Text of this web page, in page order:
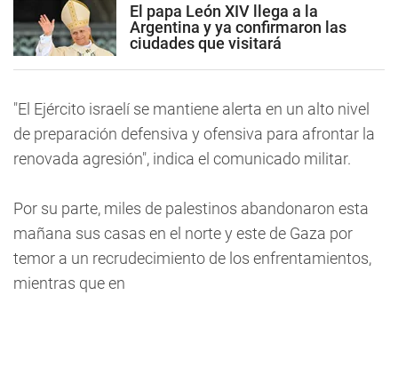
El papa León XIV llega a la
Argentina y ya confirmaron las
ciudades que visitará
"El Ejército israelí se mantiene alerta en un alto nivel
de preparación defensiva y ofensiva para afrontar la
renovada agresión", indica el comunicado militar.
Por su parte, miles de palestinos abandonaron esta
mañana sus casas en el norte y este de Gaza por
temor a un recrudecimiento de los enfrentamientos,
mientras que en